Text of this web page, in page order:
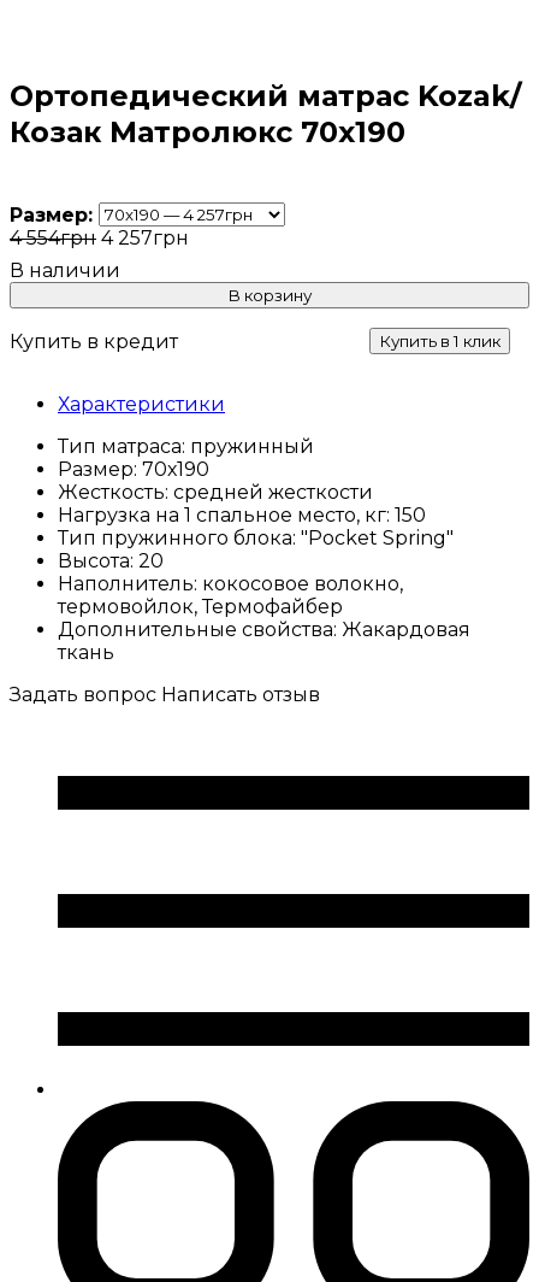
Ортопедический матрас Kozak/
Козак Матролюкс 70х190
Размер:
4 554грн 4 257грн
В корзину
Купить в кредит Купить в 1 клик
Характеристики
Тип матраса: пружинный
Размер: 70х190
Жесткость: средней жесткости
Нагрузка на 1 спальное место, кг: 150
Тип пружинного блока: "Pocket Spring"
Высота: 20
Наполнитель: кокосовое волокно,
термовойлок, Термофайбер
Дополнительные свойства: Жакардовая
ткань
Задать вопрос Написать отзыв